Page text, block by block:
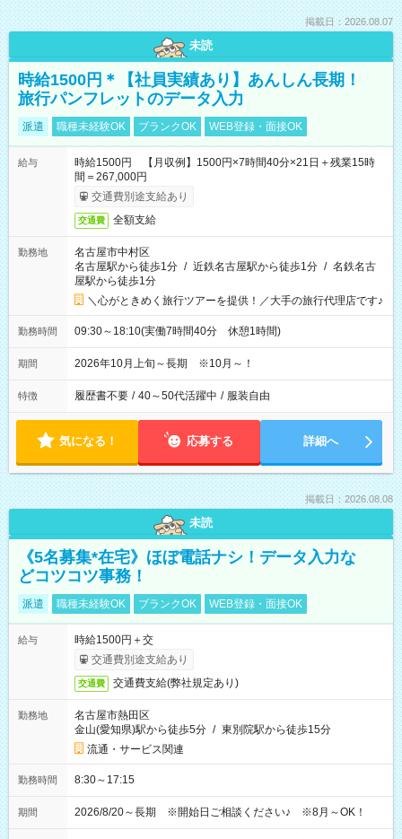
掲載日：2026.08.07
未読
時給1500円＊【社員実績あり】あんしん長期！
旅行パンフレットのデータ入力
派遣 職種未経験OK ブランクOK WEB登録・面接OK
給与
時給1500円 【月収例】1500円×7時間40分×21日＋残業15時
間＝267,000円
交通費別途支給あり
交通費 全額支給
勤務地
名古屋市中村区
名古屋駅から徒歩1分 / 近鉄名古屋駅から徒歩1分 / 名鉄名古
屋駅から徒歩1分
＼心がときめく旅行ツアーを提供！／大手の旅行代理店です♪
勤務時間 09:30～18:10(実働7時間40分 休憩1時間)
期間 2026年10月上旬～長期 ※10月～！
特徴 履歴書不要 / 40～50代活躍中 / 服装自由
気になる！ 応募する 詳細へ
掲載日：2026.08.08
未読
《5名募集*在宅》ほぼ電話ナシ！データ入力な
どコツコツ事務！
派遣 職種未経験OK ブランクOK WEB登録・面接OK
給与
時給1500円＋交
交通費別途支給あり
交通費 交通費支給(弊社規定あり)
勤務地
名古屋市熱田区
金山(愛知県)駅から徒歩5分 / 東別院駅から徒歩15分
流通・サービス関連
勤務時間 8:30～17:15
期間 2026/8/20～長期 ※開始日ご相談ください♪ ※8月～OK！